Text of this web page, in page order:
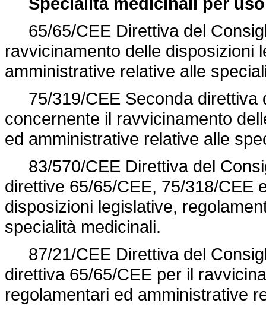
65/65/CEE Direttiva del
ravvicinamento delle disposizioni
amministrative relative alle
75/319/CEE Seconda direttiva
concernente il ravvicinamento
ed amministrative relative alle
83/570/CEE Direttiva del
direttive 65/65/CEE, 75/318/CEE
disposizioni legislative,
specialità medicinali.
87/21/CEE Direttiva del
direttiva 65/65/CEE per il
regolamentari ed amministrative